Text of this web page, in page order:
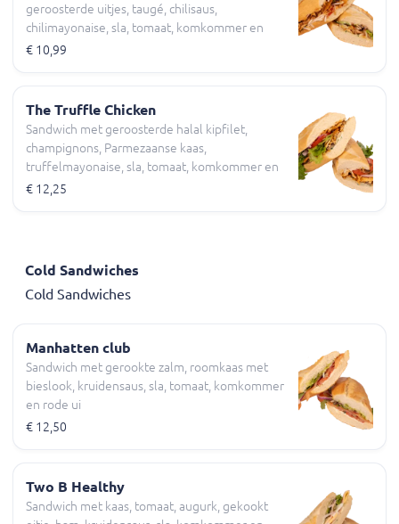
geroosterde uitjes, taugé, chilisaus,
chilimayonaise, sla, tomaat, komkommer en
rode ui
€ 10,99
The Truffle Chicken
Sandwich met geroosterde halal kipfilet,
champignons, Parmezaanse kaas,
truffelmayonaise, sla, tomaat, komkommer en
rode ui
€ 12,25
Cold Sandwiches
Cold Sandwiches
Manhatten club
Sandwich met gerookte zalm, roomkaas met
bieslook, kruidensaus, sla, tomaat, komkommer
en rode ui
€ 12,50
Two B Healthy
Sandwich met kaas, tomaat, augurk, gekookt